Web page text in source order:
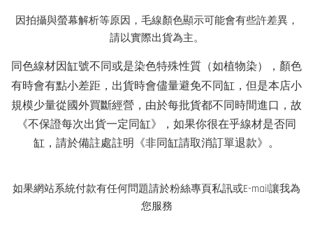
因拍攝與螢幕解析等原因，毛線顏色顯示可能會有些許差異，
請以實際出貨為主。
同色線材因缸號不同或是染色特殊性質（如植物染），顏色
有時會有點小差距 ，出貨時會儘量避免不同缸，但是本店小
規模少量從國外買斷經營，由於每批貨都不同時間進口，故
《不保證每次出貨一定同缸》，如果你很在乎線材是否同
缸，請於備註處註明《非同缸請取消訂單退款》。
如果網站系統付款有任何問題請於粉絲專頁私訊或E-mail讓我為
您服務